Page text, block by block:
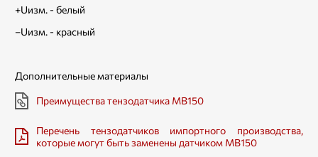
+Uизм. - белый
–Uизм. - красный
Дополнительные материалы
Преимущества тензодатчика МВ150
Перечень тензодатчиков импортного производства,
которые могут быть заменены датчиком МВ150